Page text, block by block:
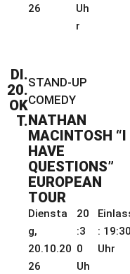
26
Uh
r
DI.
20.
OK
T.
STAND-UP
COMEDY
NATHAN
MACINTOSH “I
HAVE
QUESTIONS”
EUROPEAN
TOUR
Diensta
g,
20.10.20
26
20
:3
0
Uh
: 19:30
Uhr